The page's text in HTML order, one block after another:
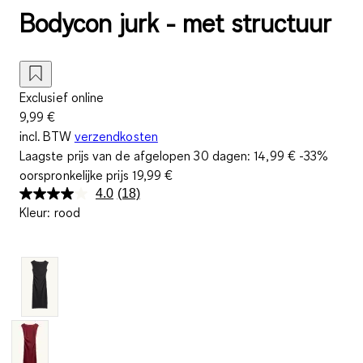
Bodycon jurk - met structuur
Exclusief online
9,99 €
incl. BTW verzendkosten
Laagste prijs van de afgelopen 30 dagen:14,99 €-33%
oorspronkelijke prijs 19,99 €
4.0 Lees
(18)
Kleur: rood